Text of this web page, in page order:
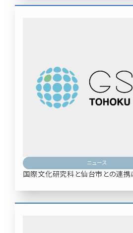
ニュース
国際文化研究科と仙台市との連